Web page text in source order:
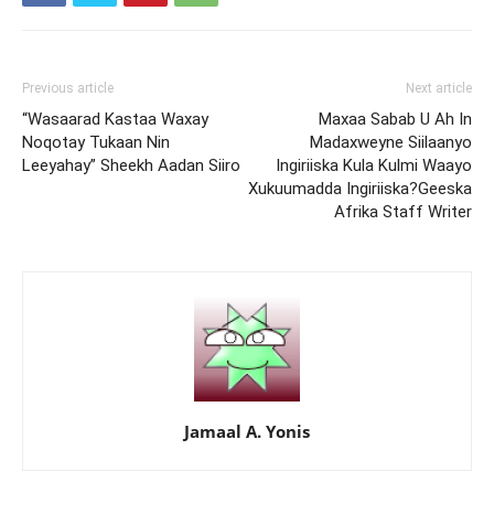
Previous article
“Wasaarad Kastaa Waxay
Noqotay Tukaan Nin
Leeyahay” Sheekh Aadan Siiro
Next article
Maxaa Sabab U Ah In
Madaxweyne Siilaanyo
Ingiriiska Kula Kulmi Waayo
Xukuumadda Ingiriiska?Geeska
Afrika Staff Writer
Jamaal A. Yonis